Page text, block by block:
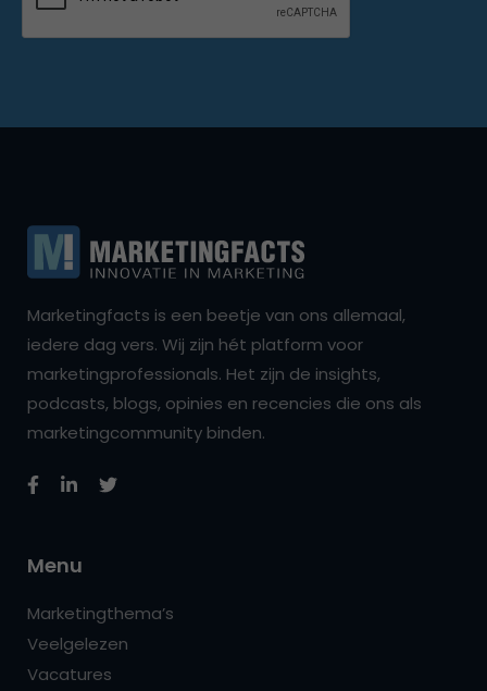
Marketingfacts is een beetje van ons allemaal,
iedere dag vers. Wij zijn hét platform voor
marketingprofessionals. Het zijn de insights,
podcasts, blogs, opinies en recencies die ons als
marketingcommunity binden.
Menu
Marketingthema’s
Veelgelezen
Vacatures